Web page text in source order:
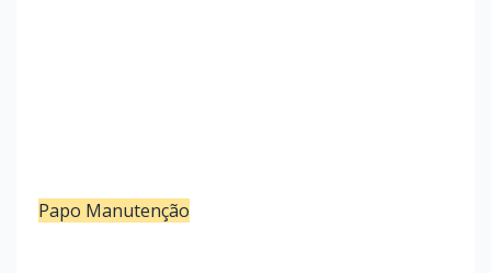
Papo Manutenção